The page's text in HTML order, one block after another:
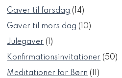
varer
Gaver til farsdag 1414
varer
Gaver til mors dag 1010
Julegaver
1
vare
Konfirmationsinvitationer 5050
Meditationer for Børn
11